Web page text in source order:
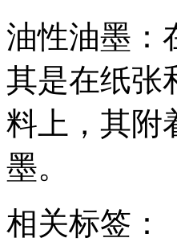
油性油墨：
其是在纸张
料上，其附
墨。
相关标签：